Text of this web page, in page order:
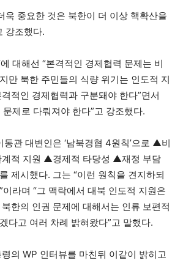
욱 중요한 것은 북한이 더 이상 핵확산을
강조했다.
에 대해선 “본격적인 경제협력 문제는 비
만 북한 주민들의 식량 위기는 인도적 지
적인 경제협력과 구분돼야 한다”면서
제로 다뤄져야 한다”고 강조했다.
동관 대변인은 ‘남북경협 4원칙’으로 ▲비
계적 지원 ▲경제적 타당성 ▲재정 부담
제시했다. 그는 “이런 원칙을 견지하되
라며 “그 맥락에서 대북 인도적 지원은
한의 인권 문제에 대해서는 인류 보편적
다고 여러 차례 밝혀왔다”고 말했다.
의 WP 인터뷰를 마친뒤 이같이 밝히고